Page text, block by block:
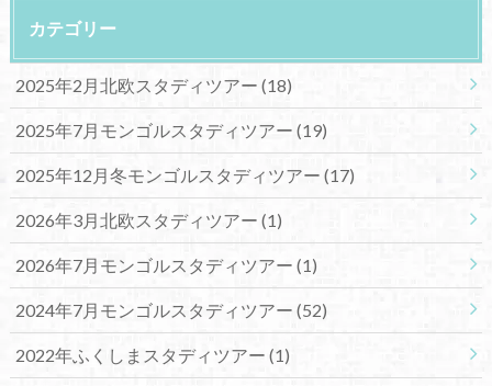
カテゴリー
2025年2月北欧スタディツアー (18)
2025年7月モンゴルスタディツアー (19)
2025年12月冬モンゴルスタディツアー (17)
2026年3月北欧スタディツアー (1)
2026年7月モンゴルスタディツアー (1)
2024年7月モンゴルスタディツアー (52)
2022年ふくしまスタディツアー (1)